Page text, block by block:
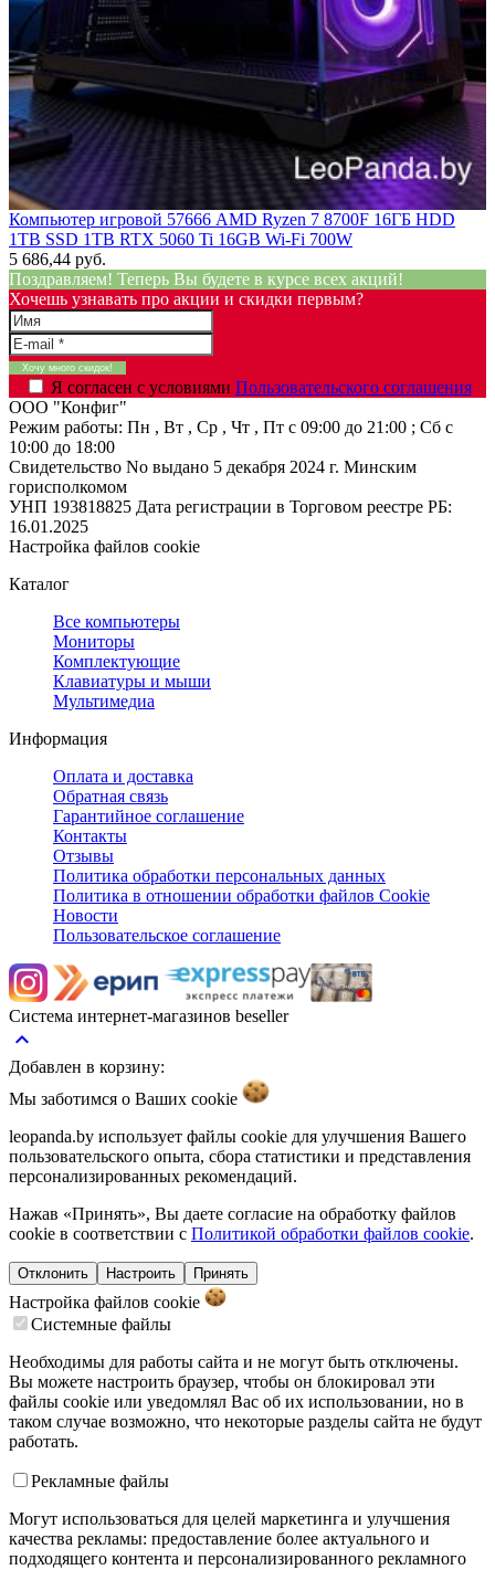
Компьютер игровой 57666 AMD Ryzen 7 8700F 16ГБ HDD
1TB SSD 1TB RTX 5060 Ti 16GB Wi-Fi 700W
5 686,44 руб.
Поздравляем! Теперь Вы будете в курсе всех акций!
Хочешь узнавать про акции и скидки первым?
Я согласен с условиями Пользовательского соглашения
ООО "Конфиг"
Режим работы: Пн , Вт , Ср , Чт , Пт c 09:00 до 21:00 ; Сб c
10:00 до 18:00
Свидетельство No выдано 5 декабря 2024 г. Минским
горисполкомом
УНП 193818825 Дата регистрации в Торговом реестре РБ:
16.01.2025
Настройка файлов cookie
Каталог
Все компьютеры
Мониторы
Комплектующие
Клавиатуры и мыши
Мультимедиа
Информация
Оплата и доставка
Обратная связь
Гарантийное соглашение
Контакты
Отзывы
Политика обработки персональных данных
Политика в отношении обработки файлов Cookie
Новости
Пользовательское соглашение
Система интернет-магазинов beseller
keyboard_arrow_up
Добавлен в корзину:
Мы заботимся о Ваших cookie
leopanda.by использует файлы cookie для улучшения Вашего
пользовательского опыта, сбора статистики и представления
персонализированных рекомендаций.
Нажав «Принять», Вы даете согласие на обработку файлов
cookie в соответствии с Политикой обработки файлов cookie.
Отклонить Настроить Принять
Настройка файлов cookie
Системные файлы
Необходимы для работы сайта и не могут быть отключены.
Вы можете настроить браузер, чтобы он блокировал эти
файлы cookie или уведомлял Вас об их использовании, но в
таком случае возможно, что некоторые разделы сайта не будут
работать.
Рекламные файлы
Могут использоваться для целей маркетинга и улучшения
качества рекламы: предоставление более актуального и
подходящего контента и персонализированного рекламного